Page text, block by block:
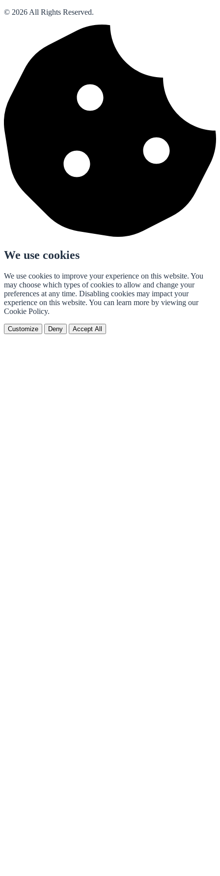
© 2026 All Rights Reserved.
We use cookies
We use cookies to improve your experience on this website. You
may choose which types of cookies to allow and change your
preferences at any time. Disabling cookies may impact your
experience on this website. You can learn more by viewing our
Cookie Policy.
Customize Deny Accept All